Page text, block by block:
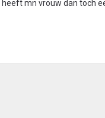
mn vrouw dan toch